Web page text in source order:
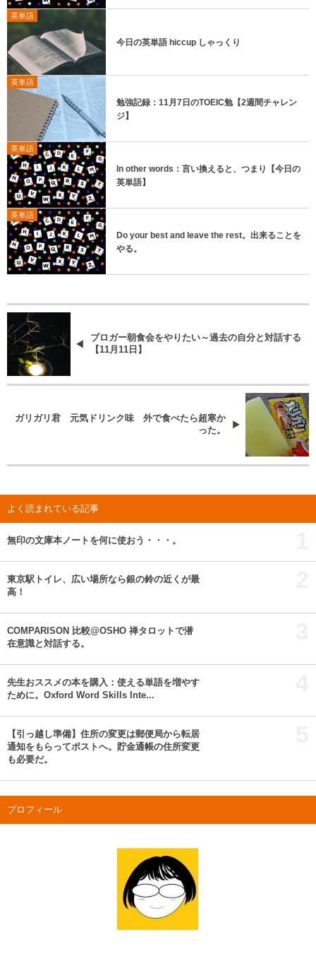
英単語
今日の英単語 hiccup しゃっくり
英単語
勉強記録：11月7日のTOEIC勉【2週間チャレン
ジ】
英単語
In other words：言い換えると、つまり【今日の
英単語】
英単語
Do your best and leave the rest。出来ることを
やる。
ブロガー朝食会をやりたい～過去の自分と対話する
【11月11日】
ガリガリ君 元気ドリンク味 外で食べたら超寒か
った。
よく読まれている記事
無印の文庫本ノートを何に使おう・・・。
東京駅トイレ、広い場所なら銀の鈴の近くが最
高！
COMPARISON 比較@OSHO 禅タロットで潜
在意識と対話する。
先生おススメの本を購入：使える単語を増やす
ために。Oxford Word Skills Inte...
【引っ越し準備】住所の変更は郵便局から転居
通知をもらってポストへ。貯金通帳の住所変更
も必要だ。
プロフィール